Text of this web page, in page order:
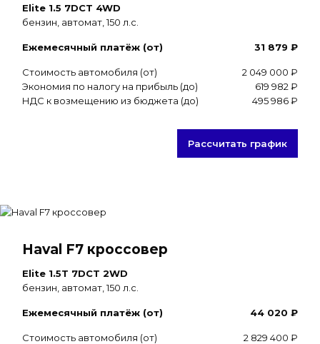
Elite 1.5 7DCT 4WD
бензин, автомат, 150 л.с.
Ежемесячный платёж (от) 31 879 ₽
Стоимость автомобиля (от)
2 049 000 ₽
Экономия по налогу на прибыль (до)
619 982 ₽
НДС к возмещению из бюджета (до)
495 986 ₽
Рассчитать график
Haval F7 кроссовер
Elite 1.5T 7DCT 2WD
бензин, автомат, 150 л.с.
Ежемесячный платёж (от) 44 020 ₽
Стоимость автомобиля (от)
2 829 400 ₽